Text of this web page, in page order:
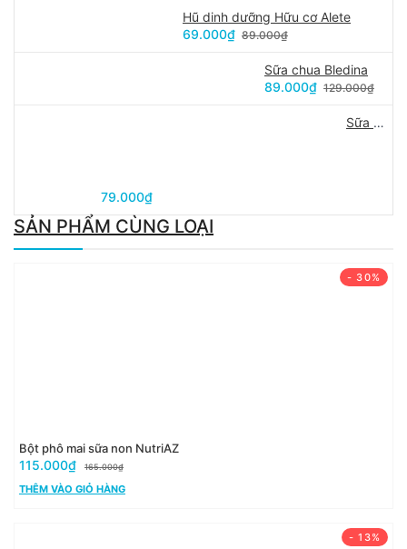
Hũ dinh dưỡng Hữu cơ Alete
69.000₫ 89.000₫
Sữa chua Bledina
89.000₫ 129.000₫
Sữa chua khô Yomit
79.000₫
SẢN PHẨM CÙNG LOẠI
- 30%
Bột phô mai sữa non NutriAZ
115.000₫ 165.000₫
THÊM VÀO GIỎ HÀNG
- 13%